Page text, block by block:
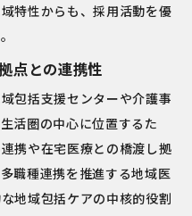
特性からも、採用活動を優
点との連携性
包括支援センターや介護事
活圏の中心に位置するた
携や在宅医療との橋渡し拠
職種連携を推進する地域医
地域包括ケアの中核的役割